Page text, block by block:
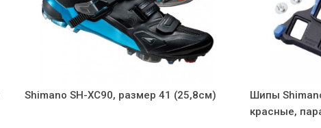
Shimano SH-XC90, размер 41 (25,8см)
Шипы
красные,